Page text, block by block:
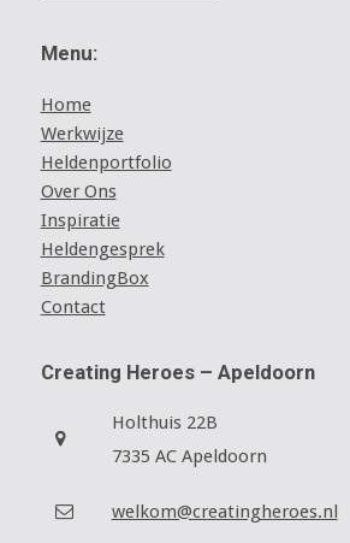
Menu:
Home
Werkwijze
Heldenportfolio
Over Ons
Inspiratie
Heldengesprek
BrandingBox
Contact
Creating Heroes – Apeldoorn
Holthuis 22B
7335 AC Apeldoorn
welkom@creatingheroes.nl